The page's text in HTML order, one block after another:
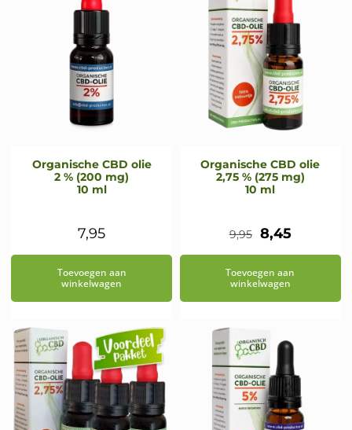
Organische CBD olie
2 % (200 mg)
10 ml
7,95
Toevoegen aan
winkelwagen
Organische CBD olie
2,75 % (275 mg)
10 ml
9,95
prijs
was:
€9,95.
8,45Huidige
prijs
€8,45.
Toevoegen aan
winkelwagen